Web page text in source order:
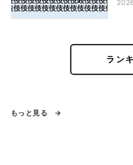
ラン
もっと見る